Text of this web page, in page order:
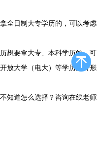
日制大专学历的，可以考虑
要拿大专、本科学历的，可
放大学（电大）等学历提升
不知道怎么选择？咨询在线老